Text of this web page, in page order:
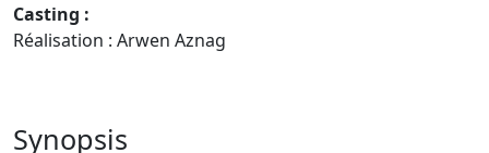
Casting :
Réalisation : Arwen Aznag
Synopsis